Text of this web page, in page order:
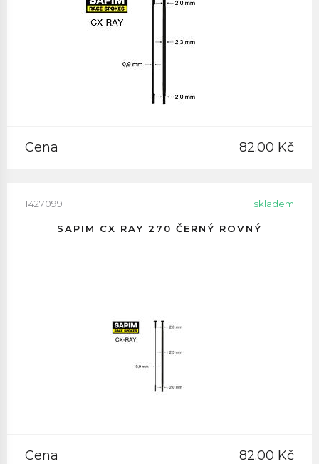
Cena 82.00 Kč
1427099 skladem
SAPIM CX RAY 270 ČERNÝ ROVNÝ
Cena 82.00 Kč